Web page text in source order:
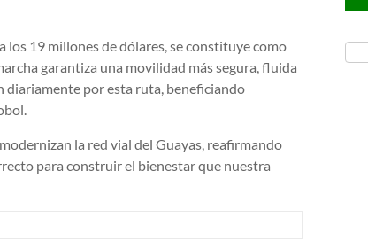
19 millones de dólares, se constituye como
garantiza una movilidad más segura, fluida
diariamente por esta ruta, beneficiando
la red vial del Guayas, reafirmando
para construir el bienestar que nuestra